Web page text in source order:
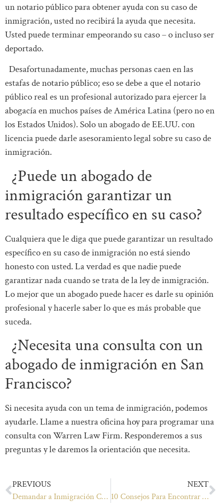
un notario público para obtener ayuda con su caso de
inmigración, usted no recibirá la ayuda que necesita.
Usted puede terminar empeorando su caso – o incluso ser
deportado.
Desafortunadamente, muchas personas caen en las
estafas de notario público; eso se debe a que el notario
público real es un profesional autorizado para ejercer la
abogacía en muchos países de América Latina (pero no en
los Estados Unidos). Solo un abogado de EE.UU. con
licencia puede darle asesoramiento legal sobre su caso de
inmigración.
¿Puede un abogado de
inmigración garantizar un
resultado específico en su caso?
Cualquiera que le diga que puede garantizar un resultado
específico en su caso de inmigración no está siendo
honesto con usted. La verdad es que nadie puede
garantizar nada cuando se trata de la ley de inmigración.
Lo mejor que un abogado puede hacer es darle su opinión
profesional y hacerle saber lo que es más probable que
suceda.
¿Necesita una consulta con un
abogado de inmigración en San
Francisco?
Si necesita ayuda con un tema de inmigración, podemos
ayudarle. Llame a nuestra oficina hoy para programar una
consulta con Warren Law Firm. Responderemos a sus
preguntas y le daremos la orientación que necesita.
PREVIOUS
Demandar a Inmigración Con Orden de Mandamus En Un Millón de Dólares Programa EB-5 Visa Caso
NEXT
10 Consejos Para Encontrar El Mejor Abogado De Inmigración En San Francisco